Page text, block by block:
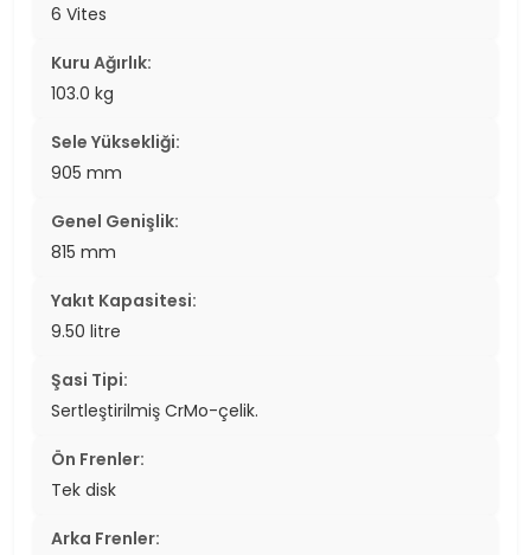
6 Vites
Kuru Ağırlık:
103.0 kg
Sele Yüksekliği:
905 mm
Genel Genişlik:
815 mm
Yakıt Kapasitesi:
9.50 litre
Şasi Tipi:
Sertleştirilmiş CrMo-çelik.
Ön Frenler:
Tek disk
Arka Frenler: